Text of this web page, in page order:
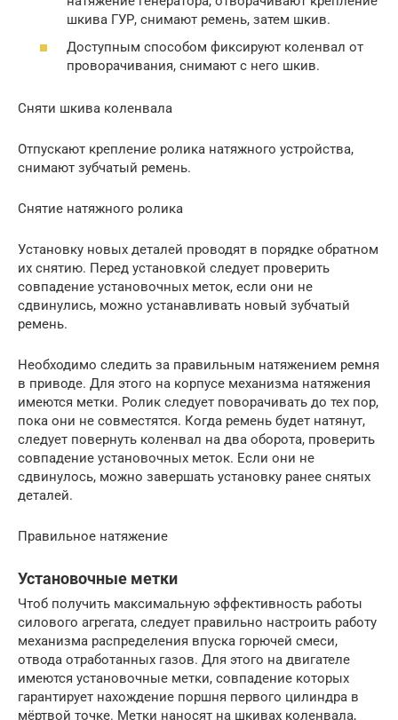
шкива ГУР, снимают ремень, затем шкив.
Доступным способом фиксируют коленвал от
проворачивания, снимают с него шкив.
Сняти шкива коленвала
Отпускают крепление ролика натяжного устройства,
снимают зубчатый ремень.
Снятие натяжного ролика
Установку новых деталей проводят в порядке обратном
их снятию. Перед установкой следует проверить
совпадение установочных меток, если они не
сдвинулись, можно устанавливать новый зубчатый
ремень.
Необходимо следить за правильным натяжением ремня
в приводе. Для этого на корпусе механизма натяжения
имеются метки. Ролик следует поворачивать до тех пор,
пока они не совместятся. Когда ремень будет натянут,
следует повернуть коленвал на два оборота, проверить
совпадение установочных меток. Если они не
сдвинулось, можно завершать установку ранее снятых
деталей.
Правильное натяжение
Установочные метки
Чтоб получить максимальную эффективность работы
силового агрегата, следует правильно настроить работу
механизма распределения впуска горючей смеси,
отвода отработанных газов. Для этого на двигателе
имеются установочные метки, совпадение которых
гарантирует нахождение поршня первого цилиндра в
мёртвой точке. Метки наносят на шкивах коленвала,